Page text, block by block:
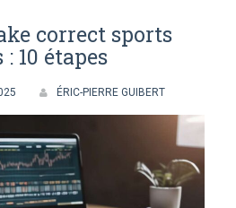
en
correct sports
: 10 étapes
ÉRIC-PIERRE GUIBERT